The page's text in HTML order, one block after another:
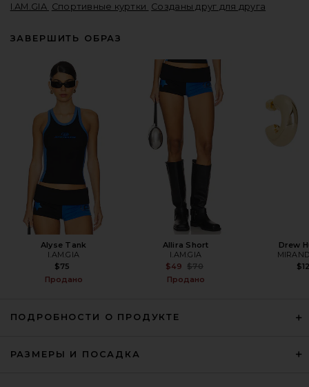
HAELO Long Hair Faux Fur
Bomber in Black
HAELO
Предыдущая цена:
$699
I.AM.GIA Спортивные куртки Созданы друг для друга
ЗАВЕРШИТЬ ОБРАЗ
Alyse Tank
I.AM.GIA
$75
Продано
Allira Short
I.AM.GIA
$49
Previous price:
$70
Продано
Drew
ПОДРОБНОСТИ О ПРОДУКТЕ
РАЗМЕРЫ И ПОСАДКА